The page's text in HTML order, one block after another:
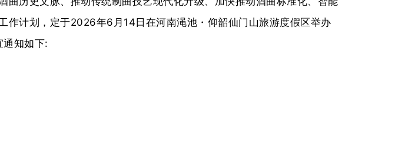
作计划，定于2026年6月14日在河南渑池・仰韶仙门山旅游度假区举办
知如下: